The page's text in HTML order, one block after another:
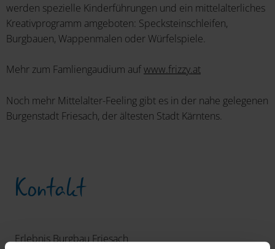
werden spezielle Kinderführungen und ein mittelalterliches
Kreativprogramm amgeboten: Specksteinschleifen,
Burgbauen, Wappenmalen oder Würfelspiele.
Mehr zum Famliengaudium aufwww.frizzy.at
Noch mehr Mittelalter-Feeling gibt es in der nahe gelegenen
Burgenstadt Friesach, der ältesten Stadt Kärntens.
Kontakt
Erlebnis Burgbau Friesach